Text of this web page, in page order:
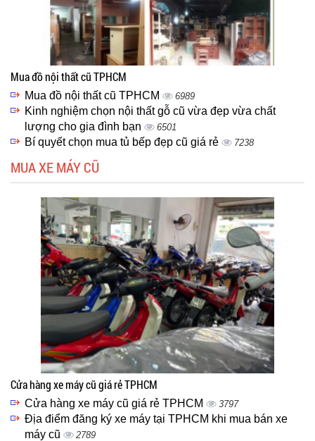
Mua đồ nội thất cũ TPHCM
Mua đồ nội thất cũ TPHCM 6989
Kinh nghiệm chọn nội thất gỗ cũ vừa đẹp vừa chất
lượng cho gia đình bạn
6501
Bí quyết chọn mua tủ bếp đẹp cũ giá rẻ 7238
MUA XE MÁY CŨ
Cửa hàng xe máy cũ giá rẻ TPHCM
Cửa hàng xe máy cũ giá rẻ TPHCM 3797
Địa điểm đăng ký xe máy tại TPHCM khi mua bán xe
máy cũ
2789